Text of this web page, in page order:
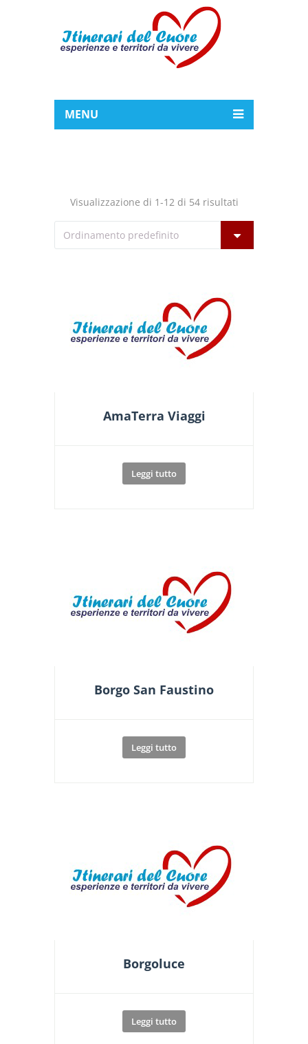
MENU
Visualizzazione di 1-12 di 54 risultati
AmaTerra Viaggi
Leggi tutto
Borgo San Faustino
Leggi tutto
Borgoluce
Leggi tutto